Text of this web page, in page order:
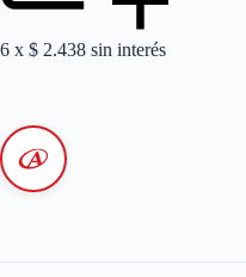
6 x $ 2.438 sin interés